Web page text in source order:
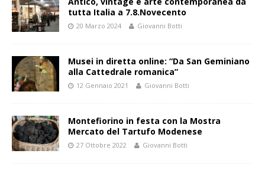
tutta Italia a 7.8.Novecento
20 Marzo 2024 Giovanni Botti
Musei in diretta online: “Da San Geminiano
alla Cattedrale romanica”
12 Gennaio 2021 Giovanni Botti
Montefiorino in festa con la Mostra
Mercato del Tartufo Modenese
27 Ottobre 2022 Giovanni Botti